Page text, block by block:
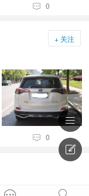
 0
+ 关注
 0

